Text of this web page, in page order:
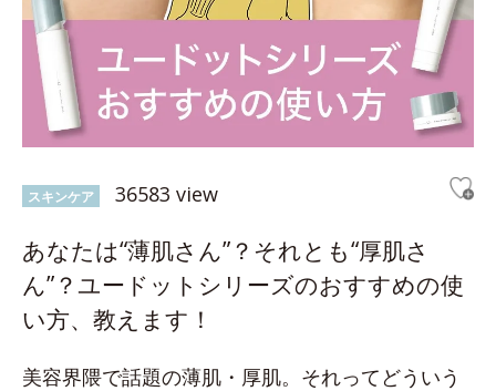
スキンケア 36583 view
あなたは“薄肌さん”？それとも“厚肌さ
ん”？ユードットシリーズのおすすめの使
い方、教えます！
美容界隈で話題の薄肌・厚肌。それってどういう